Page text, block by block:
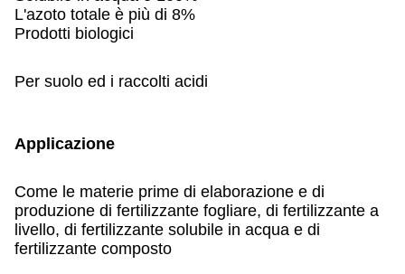
L'azoto totale è più di 8%
Prodotti biologici
Per suolo ed i raccolti acidi
Applicazione
Come le materie prime di elaborazione e di
produzione di fertilizzante fogliare, di fertilizzante a
livello, di fertilizzante solubile in acqua e di
fertilizzante composto